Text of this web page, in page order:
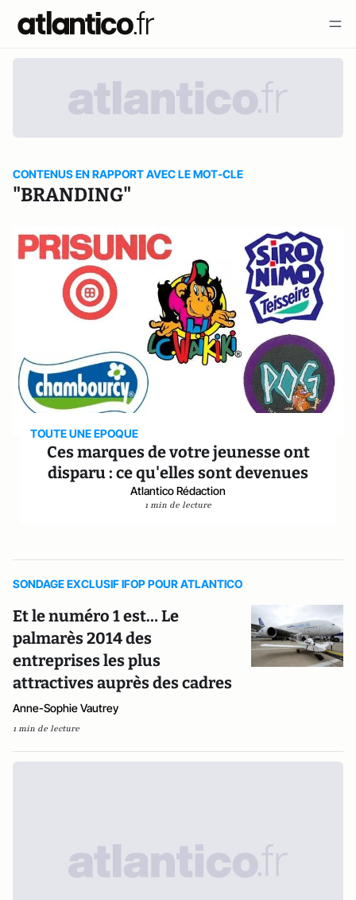
CONTENUS EN RAPPORT AVEC LE MOT-CLE
"BRANDING"
TOUTE UNE EPOQUE
Ces marques de votre jeunesse ont
disparu : ce qu'elles sont devenues
Atlantico Rédaction
1 min de lecture
SONDAGE EXCLUSIF IFOP POUR ATLANTICO
Et le numéro 1 est… Le
palmarès 2014 des
entreprises les plus
attractives auprès des cadres
Anne-Sophie Vautrey
1 min de lecture